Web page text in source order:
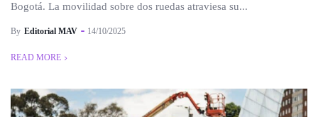
Bogotá. La movilidad sobre dos ruedas atraviesa su...
By Editorial MAV 14/10/2025
READ MORE